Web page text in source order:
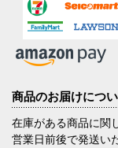
商品のお届けにつ
在庫がある商品に関
営業日前後で発送い